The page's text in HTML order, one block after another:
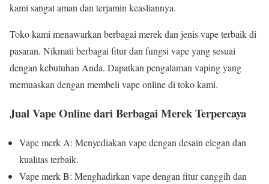
kami sangat aman dan terjamin keasliannya.
Toko kami menawarkan berbagai merek dan jenis vape terbaik di
pasaran. Nikmati berbagai fitur dan fungsi vape yang sesuai
dengan kebutuhan Anda. Dapatkan pengalaman vaping yang
memuaskan dengan membeli vape online di toko kami.
Jual Vape Online dari Berbagai Merek Terpercaya
Vape merk A: Menyediakan vape dengan desain elegan dan
kualitas terbaik.
Vape merk B: Menghadirkan vape dengan fitur canggih dan